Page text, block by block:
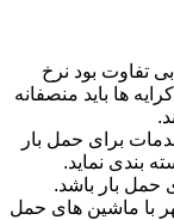
تفاوت بود نرخ
ها باید منصفانه
برای حمل بار
بندی نماید.
حمل بار باشد.
با ماشین های حمل